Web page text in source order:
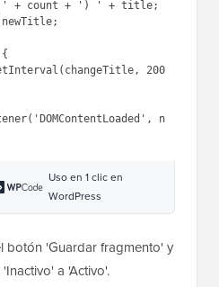
0;
{
{
=
2000);
'DOMCo
, newUpdate );